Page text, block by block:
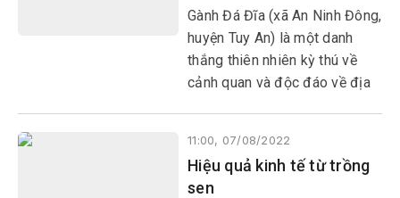
yêu cầu làm báo trong xu thế
hội nhập.
Gành Đá Đĩa (xã An Ninh Đông,
huyện Tuy An) là một danh
thắng thiên nhiên kỳ thú về
cảnh quan và độc đáo về địa
nọ nối hòn kia kề bên sóng
nước.
11:00, 07/08/2022
Hiệu quả kinh tế từ trồng
sen